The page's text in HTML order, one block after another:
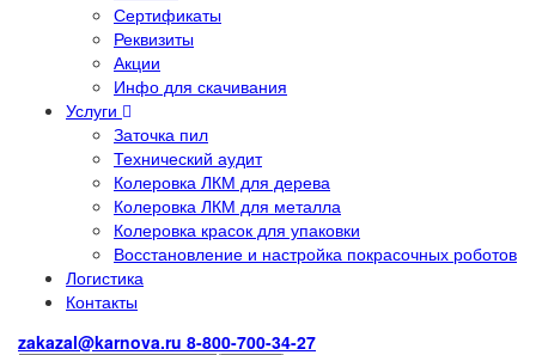
Сертификаты
Реквизиты
Акции
Инфо для скачивания
Услуги
Заточка пил
Технический аудит
Колеровка ЛКМ для дерева
Колеровка ЛКМ для металла
Колеровка красок для упаковки
Восстановление и настройка покрасочных роботов
Логистика
Контакты
zakazal@karnova.ru 8-800-700-34-27